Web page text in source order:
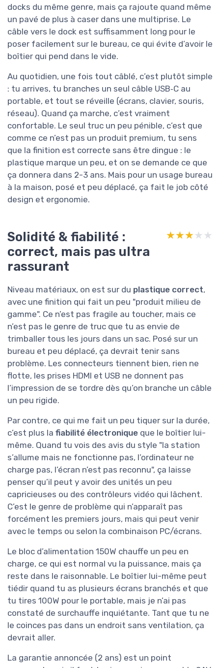
docks du même genre, mais ça rajoute quand même
un pavé de plus à caser dans une multiprise. Le
câble vers le dock est suffisamment long pour le
poser facilement sur le bureau, ce qui évite d’avoir le
boîtier qui pend dans le vide.
Au quotidien, une fois tout câblé, c’est plutôt simple
: tu arrives, tu branches un seul câble USB‑C au
portable, et tout se réveille (écrans, clavier, souris,
réseau). Quand ça marche, c’est vraiment
confortable. Le seul truc un peu pénible, c’est que
comme ce n’est pas un produit premium, tu sens
que la finition est correcte sans être dingue : le
plastique marque un peu, et on se demande ce que
ça donnera dans 2-3 ans. Mais pour un usage bureau
à la maison, posé et peu déplacé, ça fait le job côté
design et ergonomie.
Solidité & fiabilité :
correct, mais pas ultra
rassurant
★★★★★
★★★★★
Niveau matériaux, on est sur du plastique correct,
avec une finition qui fait un peu "produit milieu de
gamme". Ce n’est pas fragile au toucher, mais ce
n’est pas le genre de truc que tu as envie de
trimballer tous les jours dans un sac. Posé sur un
bureau et peu déplacé, ça devrait tenir sans
problème. Les connecteurs tiennent bien, rien ne
flotte, les prises HDMI et USB ne donnent pas
l’impression de se tordre dès qu’on branche un câble
un peu rigide.
Par contre, ce qui me fait un peu tiquer sur la durée,
c’est plus la fiabilité électronique que le boîtier lui-
même. Quand tu vois des avis du style "la station
s’allume mais ne fonctionne pas, l’ordinateur ne
charge pas, l’écran n’est pas reconnu", ça laisse
penser qu’il peut y avoir des unités un peu
capricieuses ou des contrôleurs vidéo qui lâchent.
C’est le genre de problème qui n’apparaît pas
forcément les premiers jours, mais qui peut venir
avec le temps ou selon la combinaison PC/écrans.
Le bloc d’alimentation 150W chauffe un peu en
charge, ce qui est normal vu la puissance, mais ça
reste dans le raisonnable. Le boîtier lui-même peut
tiédir quand tu as plusieurs écrans branchés et que
tu tires 100W pour le portable, mais je n’ai pas
constaté de surchauffe inquiétante. Tant que tu ne
le coinces pas dans un endroit sans ventilation, ça
devrait aller.
La garantie annoncée (2 ans) est un point